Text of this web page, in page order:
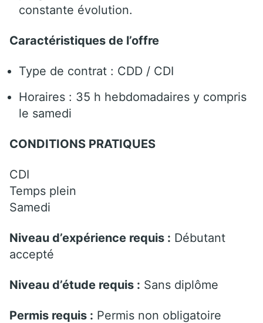
constante évolution.
Caractéristiques de l’offre
Type de contrat : CDD / CDI
Horaires : 35 h hebdomadaires y compris
le samedi
CONDITIONS PRATIQUES
CDI
Temps plein
Samedi
Niveau d’expérience requis : Débutant
accepté
Niveau d’étude requis : Sans diplôme
Permis requis : Permis non obligatoire